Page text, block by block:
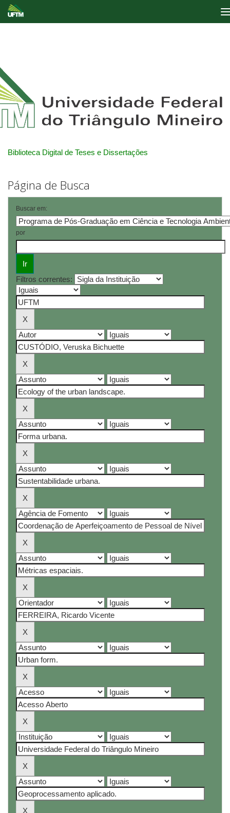
Biblioteca Digital de Teses e Dissertações
Página de Busca
Buscar em:
por
Filtros correntes: